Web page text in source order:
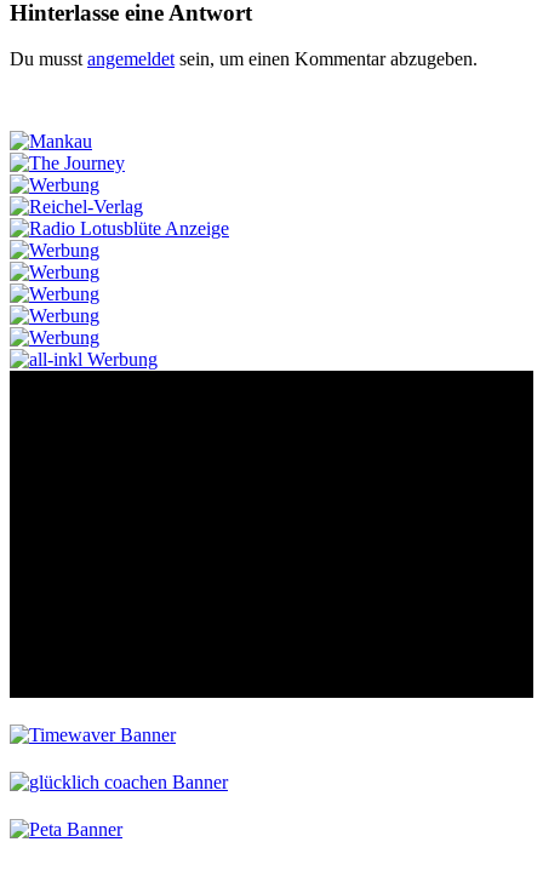
Hinterlasse eine Antwort
Du musstangemeldetsein, um einen Kommentar abzugeben.